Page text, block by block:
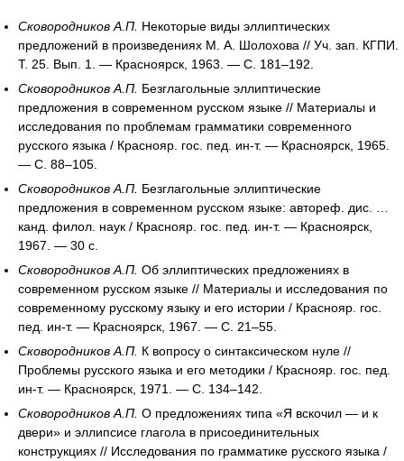
Сковородников А.П. Некоторые виды эллиптических
предложений в произведениях М. А. Шолохова // Уч. зап. КГПИ.
Т. 25. Вып. 1. — Красноярск, 1963. — С. 181–192.
Сковородников А.П. Безглагольные эллиптические
предложения в современном русском языке // Материалы и
исследования по проблемам грамматики современного
русского языка / Краснояр. гос. пед. ин-т. — Красноярск, 1965.
— С. 88–105.
Сковородников А.П. Безглагольные эллиптические
предложения в современном русском языке: автореф. дис. …
канд. филол. наук / Краснояр. гос. пед. ин-т. — Красноярск,
1967. — 30 с.
Сковородников А.П. Об эллиптических предложениях в
современном русском языке // Материалы и исследования по
современному русскому языку и его истории / Краснояр. гос.
пед. ин-т. — Красноярск, 1967. — С. 21–55.
Сковородников А.П. К вопросу о синтаксическом нуле //
Проблемы русского языка и его методики / Краснояр. гос. пед.
ин-т. — Красноярск, 1971. — С. 134–142.
Сковородников А.П. О предложениях типа «Я вскочил — и к
двери» и эллипсисе глагола в присоединительных
конструкциях // Исследования по грамматике русского языка /